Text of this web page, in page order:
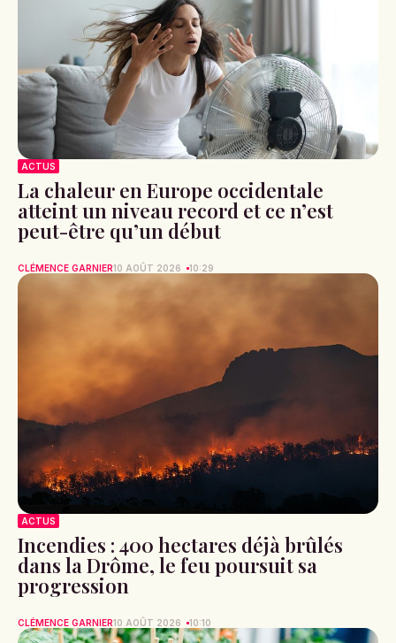
ACTUS
La chaleur en Europe occidentale
atteint un niveau record et ce n’est
peut-être qu’un début
CLÉMENCE GARNIER10 AOÛT 2026 10:29
ACTUS
Incendies : 400 hectares déjà brûlés
dans la Drôme, le feu poursuit sa
progression
CLÉMENCE GARNIER10 AOÛT 2026 10:10